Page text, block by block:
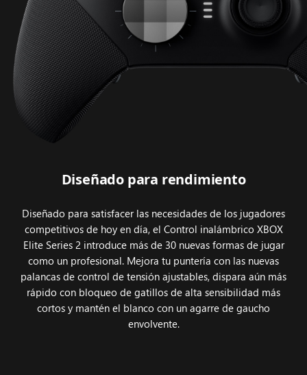
Diseñado para rendimiento
Diseñado para satisfacer las necesidades de los jugadores
competitivos de hoy en día, el Control inalámbrico XBOX
Elite Series 2 introduce más de 30 nuevas formas de jugar
como un profesional. Mejora tu puntería con las nuevas
palancas de control de tensión ajustables, dispara aún más
rápido con bloqueo de gatillos de alta sensibilidad más
cortos y mantén el blanco con un agarre de gaucho
envolvente.